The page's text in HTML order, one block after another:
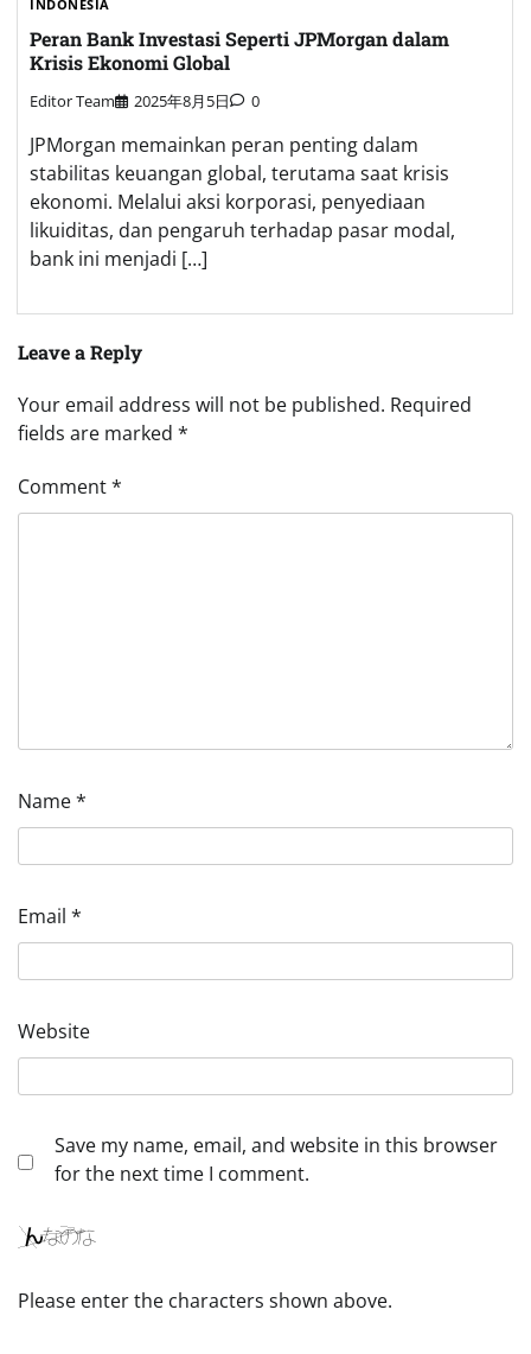
INDONESIA
Peran Bank Investasi Seperti JPMorgan dalam
Krisis Ekonomi Global
Editor Team 2025年8月5日 0
JPMorgan memainkan peran penting dalam
stabilitas keuangan global, terutama saat krisis
ekonomi. Melalui aksi korporasi, penyediaan
likuiditas, dan pengaruh terhadap pasar modal,
bank ini menjadi […]
Leave a Reply
Your email address will not be published. Required
fields are marked *
Comment*
Name*
Email *
Website
Save my name, email, and website in this browser
for the next time I comment.
Please enter the characters shown above.